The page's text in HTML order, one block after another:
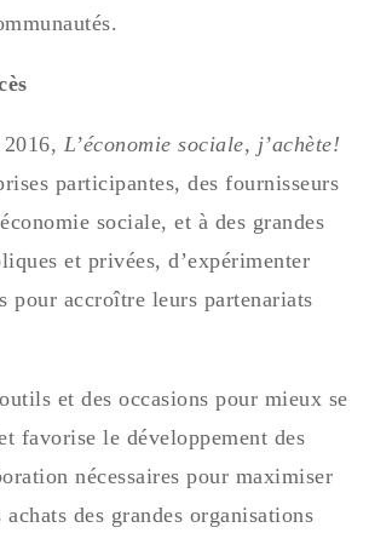
L’économie sociale, j’achète!
participantes, des fournisseurs
sociale, et à des grandes
et privées, d’expérimenter
pour accroître leurs partenariats
et des occasions pour mieux se
favorise le développement des
nécessaires pour maximiser
achats des grandes organisations